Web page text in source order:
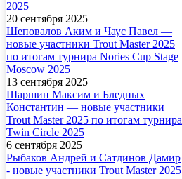
2025
20 сентября 2025
Шеповалов Аким и Чаус Павел —
новые участники Trout Master 2025
по итогам турнира Nories Cup Stage
Moscow 2025
13 сентября 2025
Шаршин Максим и Бледных
Константин — новые участники
Trout Master 2025 по итогам турнира
Twin Circle 2025
6 сентября 2025
Рыбаков Андрей и Сатдинов Дамир
- новые участники Trout Master 2025